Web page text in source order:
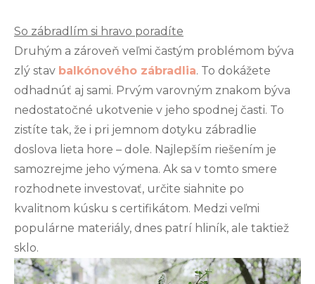
So zábradlím si hravo poradíte
Druhým a zároveň veľmi častým problémom býva
zlý stav balkónového zábradlia. To dokážete
odhadnúť aj sami. Prvým varovným znakom býva
nedostatočné ukotvenie v jeho spodnej časti. To
zistíte tak, že i pri jemnom dotyku zábradlie
doslova lieta hore – dole. Najlepším riešením je
samozrejme jeho výmena. Ak sa v tomto smere
rozhodnete investovať, určite siahnite po
kvalitnom kúsku s certifikátom. Medzi veľmi
populárne materiály, dnes patrí hliník, ale taktiež
sklo.